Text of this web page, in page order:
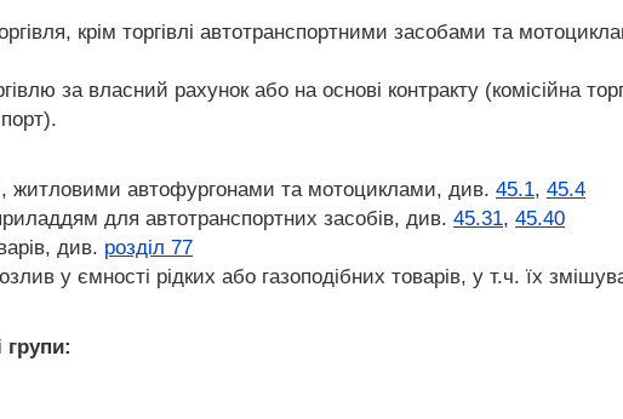
крім торгівлі автотранспортними засобами та
за власний рахунок або на основі контракту (комісійна
житловими автофургонами та мотоциклами, див. 45.1, 45.4
для автотранспортних засобів, див. 45.31, 45.40
див. розділ 77
у ємності рідких або газоподібних товарів, у т.ч. їх
групи: